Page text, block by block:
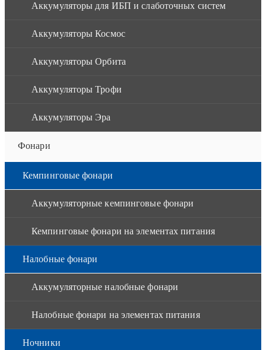
Аккумуляторы для ИБП и слаботочных систем
Аккумуляторы Космос
Аккумуляторы Орбита
Аккумуляторы Трофи
Аккумуляторы Эра
Фонари
Кемпинговые фонари
Аккумуляторные кемпинговые фонари
Кемпинговые фонари на элементах питания
Налобные фонари
Аккумуляторные налобные фонари
Налобные фонари на элементах питания
Ночники